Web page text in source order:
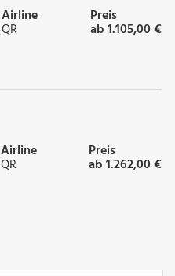
Airline
QR
Preis
ab 1.105,00 €
Airline
QR
Preis
ab 1.262,00 €